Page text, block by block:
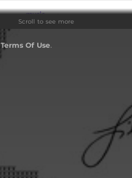
Play
Scroll to see more
Terms Of Use.